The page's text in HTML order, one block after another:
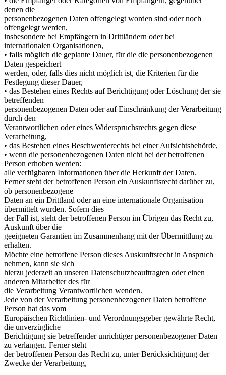
denen die
personenbezogenen Daten offengelegt worden sind oder noch
offengelegt werden,
insbesondere bei Empfängern in Drittländern oder bei
internationalen Organisationen,
• falls möglich die geplante Dauer, für die die personenbezogenen
Daten gespeichert
werden, oder, falls dies nicht möglich ist, die Kriterien für die
Festlegung dieser Dauer,
• das Bestehen eines Rechts auf Berichtigung oder Löschung der sie
betreffenden
personenbezogenen Daten oder auf Einschränkung der Verarbeitung
durch den
Verantwortlichen oder eines Widerspruchsrechts gegen diese
Verarbeitung,
• das Bestehen eines Beschwerderechts bei einer Aufsichtsbehörde,
• wenn die personenbezogenen Daten nicht bei der betroffenen
Person erhoben werden:
alle verfügbaren Informationen über die Herkunft der Daten.
Ferner steht der betroffenen Person ein Auskunftsrecht darüber zu,
ob personenbezogene
Daten an ein Drittland oder an eine internationale Organisation
übermittelt wurden. Sofern dies
der Fall ist, steht der betroffenen Person im Übrigen das Recht zu,
Auskunft über die
geeigneten Garantien im Zusammenhang mit der Übermittlung zu
erhalten.
Möchte eine betroffene Person dieses Auskunftsrecht in Anspruch
nehmen, kann sie sich
hierzu jederzeit an unseren Datenschutzbeauftragten oder einen
anderen Mitarbeiter des für
die Verarbeitung Verantwortlichen wenden.
Jede von der Verarbeitung personenbezogener Daten betroffene
Person hat das vom
Europäischen Richtlinien- und Verordnungsgeber gewährte Recht,
die unverzügliche
Berichtigung sie betreffender unrichtiger personenbezogener Daten
zu verlangen. Ferner steht
der betroffenen Person das Recht zu, unter Berücksichtigung der
Zwecke der Verarbeitung,